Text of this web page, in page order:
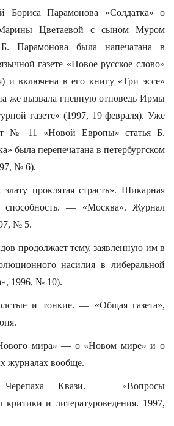
Бориса Парамонова «Солдатка» о
Марины Цветаевой с сыном Муром
Парамонова была напечатана в
газете «Новое русское слово»
включена в его книгу «Три эссе»
же вызвала гневную отповедь Ирмы
газете» (1997, 19 февраля). Уже
№ 11 «Новой Европы» статья Б.
была перепечатана в петербургском
№ 6).
злату проклятая страсть». Шикарная
способность. — «Москва». Журнал
№ 5.
продолжает тему, заявленную им в
насилия в либеральной
1996, № 10).
и тонкие. — «Общая газета»,
мира» — о «Новом мире» и о
журналах вообще.
Квази. — «Вопросы
критики и литературоведения. 1997,